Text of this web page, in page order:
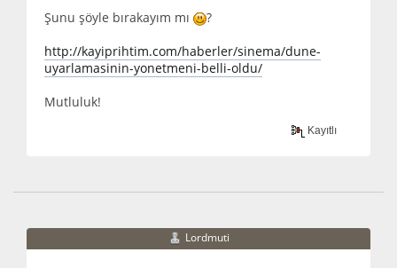
Şunu şöyle bırakayım mı
?
http://kayiprihtim.com/haberler/sinema/dune-
uyarlamasinin-yonetmeni-belli-oldu/
Mutluluk!
Kayıtlı
Lordmuti